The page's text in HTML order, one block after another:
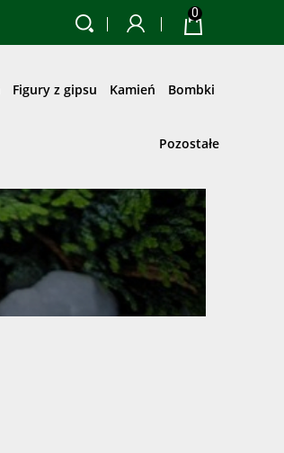
0
Figury z gipsu Kamień Bombki
Pozostałe